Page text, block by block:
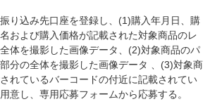
り込み先口座を登録し、(1)購入年月日、購
および購入価格が記載された対象商品のレ
体を撮影した画像データ、(2)対象商品のパ
分の全体を撮影した画像データ 、(3)対象商
れているバーコードの付近に記載されてい
意し、専用応募フォームから応募する。